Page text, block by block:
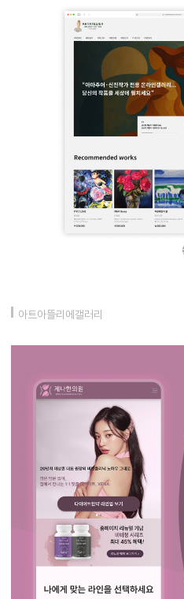
아트아뜰리에갤러리